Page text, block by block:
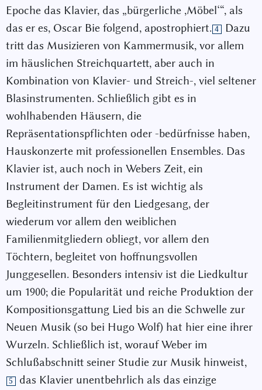
Epoche das Klavier, das „bürgerliche ,Möbel‘“, als
das er es, Oscar Bie folgend, apostrophiert. 4
Dazu
tritt das Musizieren von Kammermusik, vor allem
im häuslichen Streichquartett, aber auch in
Kombination von Klavier- und Streich-, viel seltener
Blasinstrumenten. Schließlich gibt es in
wohlhabenden Häusern, die
Repräsentationspflichten oder -bedürfnisse haben,
Hauskonzerte mit professionellen Ensembles. Das
Klavier ist, auch noch in Webers Zeit, ein
Instrument der Damen. Es ist wichtig als
Begleitinstrument für den Liedgesang, der
wiederum vor allem den weiblichen
Familienmitgliedern obliegt, vor allem den
Töchtern, begleitet von hoffnungsvollen
Junggesellen. Besonders intensiv ist die Liedkultur
um 1900; die Popularität und reiche Produktion der
Kompositionsgattung Lied bis an die Schwelle zur
Neuen Musik (so bei Hugo Wolf) hat hier eine ihrer
Wurzeln. Schließlich ist, worauf Weber im
Schlußabschnitt seiner Studie zur Musik hinweist,
5
das Klavier unentbehrlich als das einzige